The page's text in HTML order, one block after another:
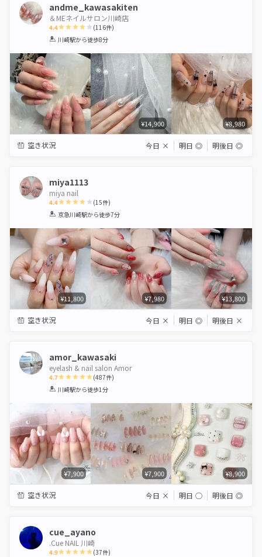
andme_kawasakiten
＆MEネイルサロン川崎店
4.4
1 2 3 4 5
(116件)
川崎駅から徒歩8分
¥14,900 ¥8,980
空き状況 今日 × 明日 ◎ 明後日 ◎
miya1113
miya nail
4.4
1 2 3 4 5
(15件)
京急川崎駅から徒歩7分
¥11,800 ¥7,980 ¥13,800
空き状況 今日 × 明日 ◎ 明後日 ×
amor_kawasaki
eyelash & nail salon Amor
4.7
1 2 3 4 5
(487件)
川崎駅から徒歩1分
¥7,900 ¥7,900 ¥8,900
空き状況 今日 × 明日 ◯ 明後日 ◎
cue_ayano
.Cue NAIL 川崎
4.9 (37件)